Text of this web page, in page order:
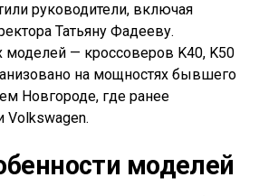
руководители, включая
Татьяну Фадееву.
моделей — кроссоверов K40, K50
на мощностях бывшего
Новгороде, где ранее
Volkswagen.
моделей